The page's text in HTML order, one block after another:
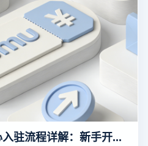
2026版Temu卖家中心入驻流程详解：新手开店实操指南与防封策略